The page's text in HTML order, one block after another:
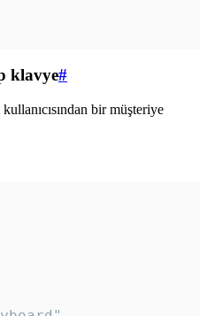
klavye#
bir müşteriye